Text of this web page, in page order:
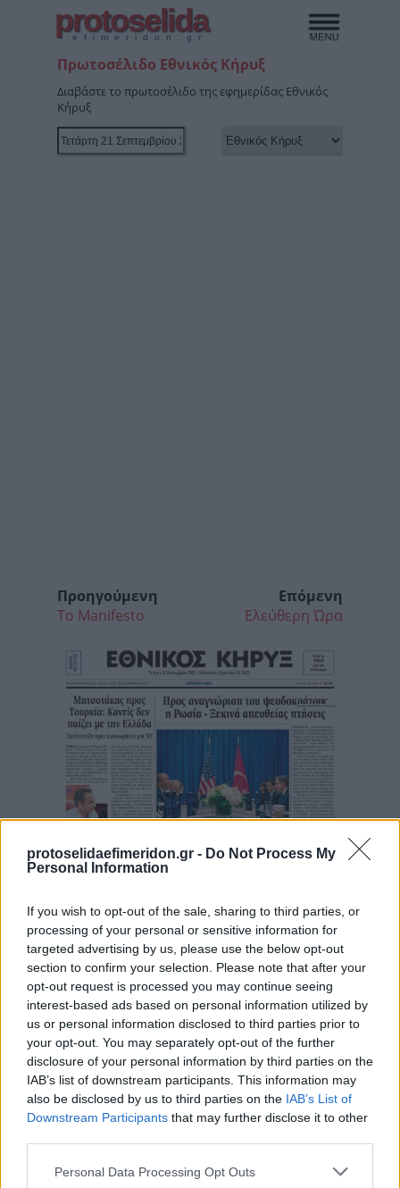
protoselidaefimeridon.gr - Do Not Process My
Personal Information
If you wish to opt-out of the sale, sharing to third parties, or
processing of your personal or sensitive information for
targeted advertising by us, please use the below opt-out
section to confirm your selection. Please note that after your
opt-out request is processed you may continue seeing
interest-based ads based on personal information utilized by
us or personal information disclosed to third parties prior to
your opt-out. You may separately opt-out of the further
disclosure of your personal information by third parties on the
IAB’s list of downstream participants. This information may
also be disclosed by us to third parties on the IAB’s List of
Downstream Participants that may further disclose it to other
Please note that this website/app uses one or more Google
Personal Data Processing Opt Outs
protoselida
efimeridon.gr
Πρωτοσέλιδο Εθνικός Κήρυξ
Διαβάστε το πρωτοσέλιδο της εφημερίδας Εθνικός
Κήρυξ
Προηγούμενη
Το Manifesto
Επόμενη
Ελεύθερη Ώρα
Κοινοποιήστε